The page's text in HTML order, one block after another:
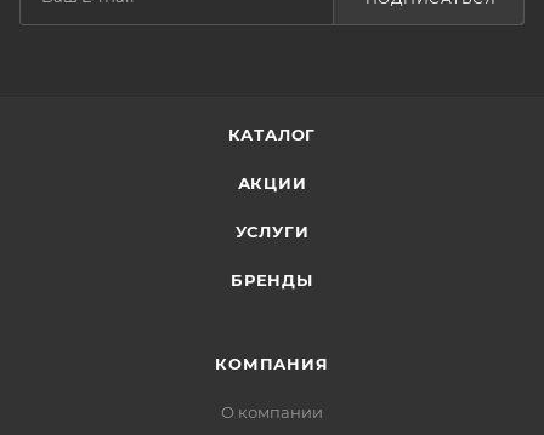
КАТАЛОГ
АКЦИИ
УСЛУГИ
БРЕНДЫ
КОМПАНИЯ
О компании